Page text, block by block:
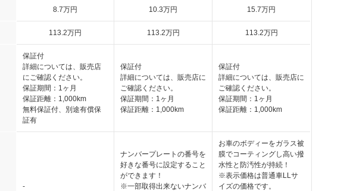
8.7万円 10.3万円 15.7万円
113.2万円 113.2万円 113.2万円
保証付
詳細については、販売店
にご確認ください。
保証期間：1ヶ月
保証距離：1,000km
無料保証付、別途有償保
証有
保証付
詳細については、販売店に
ご確認ください。
保証期間：1ヶ月
保証距離：1,000km
保証付
詳細については、販売店に
ご確認ください。
保証期間：1ヶ月
保証距離：1,000km
-
ナンバープレートの番号を
好きな番号に設定すること
ができます！
※一部取得出来ないナンバ
お車のボディーをガラス被
膜でコーティングし高い撥
水性と防汚性が持続！
※表示価格は普通車LLサ
イズの価格です。